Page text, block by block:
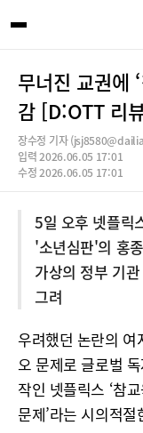
무너진 교권에
감 [D:OTT 리
장수정 기자
입력 2026.06.05 17:01
수정 2026.06.05 17:01
5일 오후 넷플릭
'소년심판'의 홍
가상의 정부 기
그려
우려했던 논란의 여
오 문제로 글로벌
작인 넷플릭스 ‘참
문제’라는 시의적